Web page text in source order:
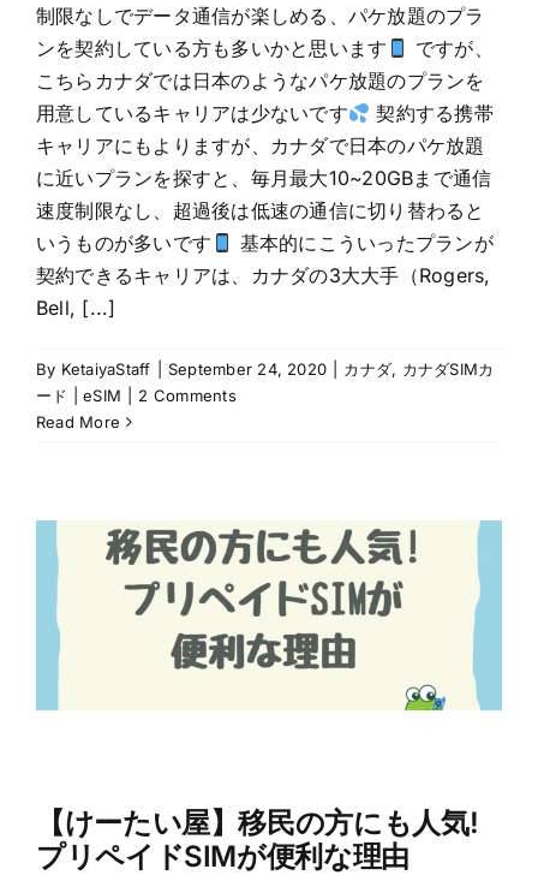
制限なしでデータ通信が楽しめる、パケ放題のプラ
ンを契約している方も多いかと思います
ですが、
こちらカナダでは日本のようなパケ放題のプランを
用意しているキャリアは少ないです
契約する携帯
キャリアにもよりますが、カナダで日本のパケ放題
に近いプランを探すと、毎月最大10~20GBまで通信
速度制限なし、超過後は低速の通信に切り替わると
いうものが多いです
基本的にこういったプランが
契約できるキャリアは、カナダの3大大手（Rogers,
Bell, [...]
By KetaiyaStaff September 24, 2020 カナダ, カナダSIMカ
ード | eSIM
2 Comments
Read More
【けーたい屋】移民の方にも人気!
プリペイドSIMが便利な理由